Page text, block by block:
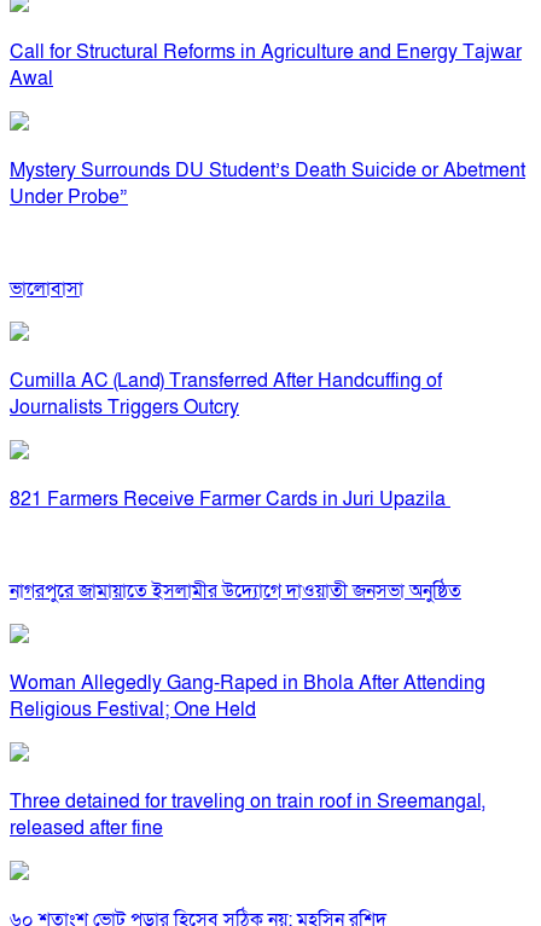
Call for Structural Reforms in Agriculture and Energy Tajwar
Awal
Mystery Surrounds DU Student’s Death Suicide or Abetment
Under Probe”
ভালোবাসা
Cumilla AC (Land) Transferred After Handcuffing of
Journalists Triggers Outcry
821 Farmers Receive Farmer Cards in Juri Upazila
নাগরপুরে জামায়াতে ইসলামীর উদ্যোগে দাওয়াতী জনসভা অনুষ্ঠিত
Woman Allegedly Gang-Raped in Bhola After Attending
Religious Festival; One Held
Three detained for traveling on train roof in Sreemangal,
released after fine
৬০ শতাংশ ভোট পড়ার হিসেব সঠিক নয়: মহসিন রশিদ